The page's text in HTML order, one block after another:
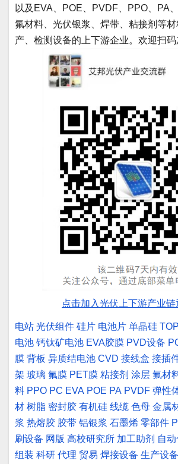
以及EVA、POE、PVDF、PPO、PA
氟材料、光伏银浆、焊带、粘接剂等
产、检测设备的上下游企业。欢迎扫码
点击加入光伏上下游产业链
电站 光伏组件 硅片 电池片 单晶硅
电池 钙钛矿电池 EVA胶膜 PVD设备
膜 背板 异质结电池 CVD 接线盒 接插
架 玻璃 氟膜 PET膜 粘接剂 涂层 氟材
料 PPO PC EVA POE PA PVDF 弹性
材 树脂 密封胶 有机硅 线缆 色母 金属
浆 热熔胶 胶带 铝银浆 石墨烯 零部件
刷设备 网版 高校研究所 加工助剂 自
组装 科研 代理 贸易 焊接设备 生产设备